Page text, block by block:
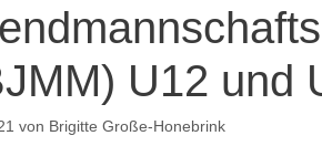
U12 und
von Brigitte Große-Honebrink